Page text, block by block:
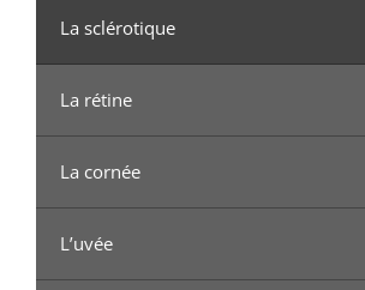
La sclérotique
La rétine
La cornée
L’uvée